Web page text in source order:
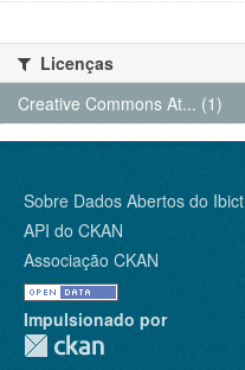
Licenças
Creative Commons At... (1)
Sobre Dados Abertos do Ibict
API do CKAN
Associação CKAN
Impulsionado por